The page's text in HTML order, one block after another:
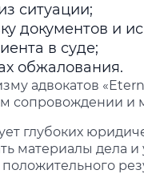
ситуации;
документов и
в суде;
обжалования.
адвокатов
сопровождении и
глубоких
материалы дела и